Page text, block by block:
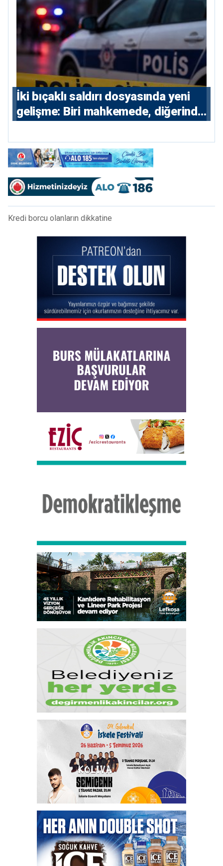
İki bıçaklı saldırı dosyasında yeni
gelişme: Biri mahkemede, diğerinde
Kredi borcu olanların dikkatine